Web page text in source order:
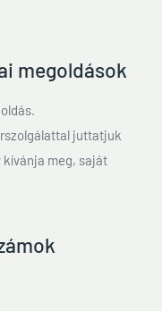
megoldások
juttatjuk
kívánja meg, saját